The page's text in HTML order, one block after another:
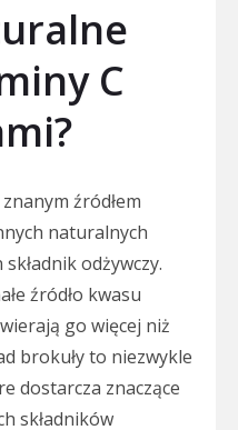
C
źródłem
naturalnych
odżywczy.
źródło kwasu
go więcej niż
brokuły to niezwykle
dostarcza znaczące
składników